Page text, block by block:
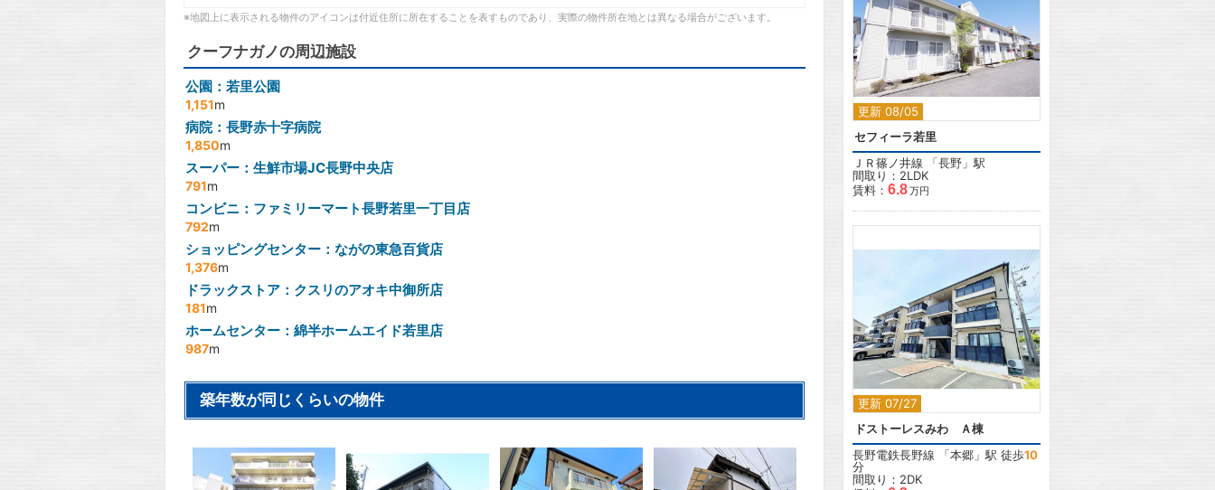
※地図上に表示される物件のアイコンは付近住所に所在することを表すものであり、実際の物件所在地とは異なる場合がございます。
クーフナガノの周辺施設
公園：若里公園
1,151m
病院：長野赤十字病院
1,850m
スーパー：生鮮市場JC長野中央店
791m
コンビニ：ファミリーマート長野若里一丁目店
792m
ショッピングセンター：ながの東急百貨店
1,376m
ドラックストア：クスリのアオキ中御所店
181m
ホームセンター：綿半ホームエイド若里店
987m
築年数が同じくらいの物件
更新 08/05
2
セフィーラ若里
ＪＲ篠ノ井線 「長野 」駅
間取り：2LDK
賃料： 6.8万円
更新 07/27
2
ドストーレスみわ Ａ棟
長野電鉄長野線 「本郷 」駅 徒歩10
分
間取り：2DK